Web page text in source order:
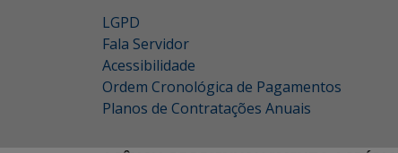
LGPD
Fala Servidor
Acessibilidade
Ordem Cronológica de Pagamentos
Planos de Contratações Anuais